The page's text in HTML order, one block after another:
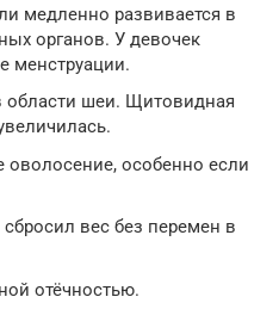
медленно развивается в
органов. У девочек
менструации.
области шеи. Щитовидная
особенно если
вес без перемен в
отёчностью.